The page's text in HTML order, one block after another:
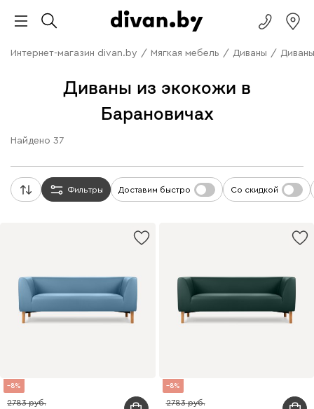
Интернет-магазин divan.by / Мягкая мебель / Диваны /
Диваны из экокожи в
Барановичах
Найдено 37
Фильтры Доставим быстро Со скидкой
8
2783
8
2783